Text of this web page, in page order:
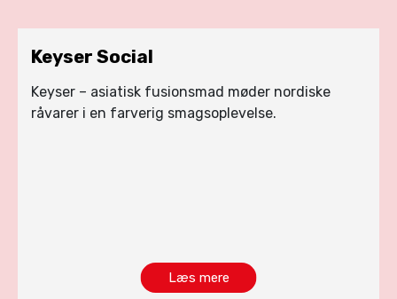
Keyser Social
Keyser – asiatisk fusionsmad møder nordiske
råvarer i en farverig smagsoplevelse.
Læs mere